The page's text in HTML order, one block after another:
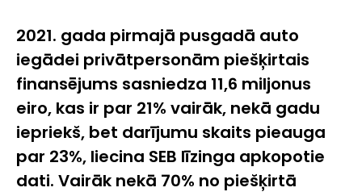
2021. gada pirmajā pusgadā auto
iegādei privātpersonām piešķirtais
finansējums sasniedza 11,6 miljonus
eiro, kas ir par 21% vairāk, nekā gadu
iepriekš, bet darījumu skaits pieauga
par 23%, liecina SEB līzinga apkopotie
dati. Vairāk nekā 70% no piešķirtā